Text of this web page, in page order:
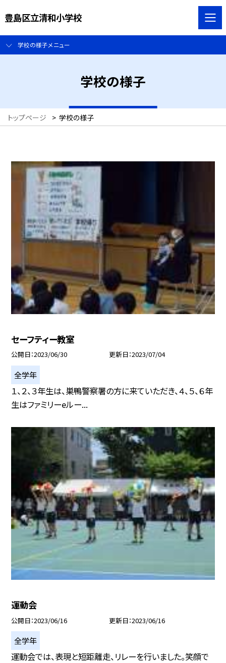
豊島区立清和小学校
学校の様子メニュー
学校の様子
トップページ > 学校の様子
セーフティー教室
公開日 2023/06/30 更新日 2023/07/04
全学年
１、２、３年生は、巣鴨警察署の方に来ていただき、４、５、６年
生はファミリーeルー...
運動会
公開日 2023/06/16 更新日 2023/06/16
全学年
運動会では、表現と短距離走、リレーを行いました。笑顔で